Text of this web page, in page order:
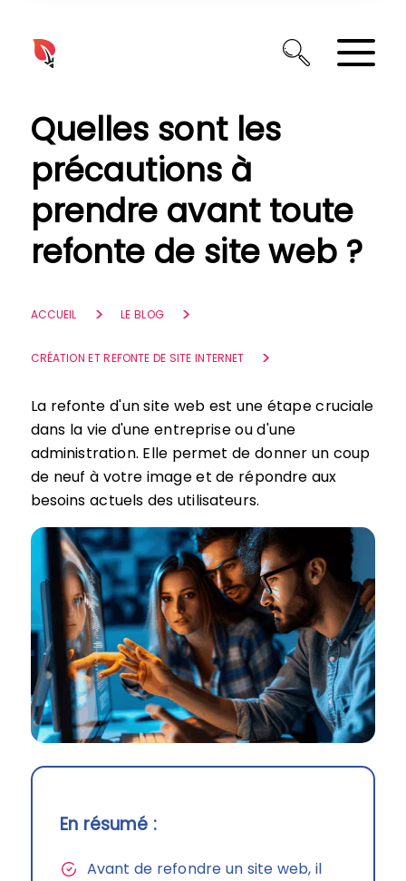
Quelles sont les
précautions à
prendre avant toute
refonte de site web ?
ACCUEIL LE BLOG
CRÉATION ET REFONTE DE SITE INTERNET
La refonte d'un site web est une étape cruciale
dans la vie d'une entreprise ou d'une
administration. Elle permet de donner un coup
de neuf à votre image et de répondre aux
besoins actuels des utilisateurs.
En résumé :
Avant de refondre un site web, il